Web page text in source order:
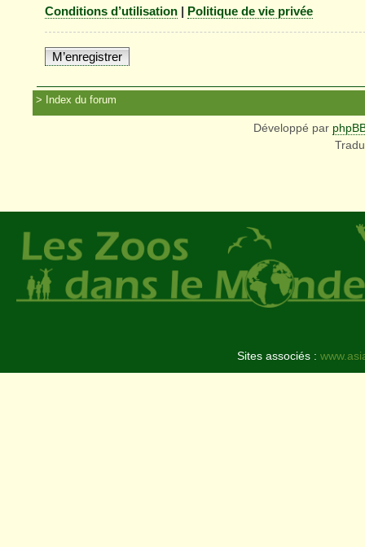
Conditions d’utilisation | Politique de vie privée
M’enregistrer
Index du forum
Développé par
Sites associés :